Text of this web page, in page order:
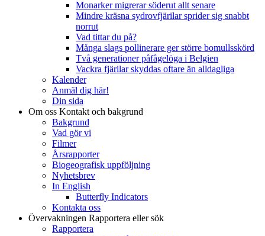
Monarker migrerar söderut allt senare
Mindre kräsna sydrovfjärilar sprider sig snabbt
norrut
Vad tittar du på?
Många slags pollinerare ger större bomullsskörd
Två generationer påfågelöga i Belgien
Vackra fjärilar skyddas oftare än alldagliga
Kalender
Anmäl dig här!
Din sida
Om oss Kontakt och bakgrund
Bakgrund
Vad gör vi
Filmer
Årsrapporter
Biogeografisk uppföljning
Nyhetsbrev
In English
Butterfly Indicators
Kontakta oss
Övervakningen Rapportera eller sök
Rapportera